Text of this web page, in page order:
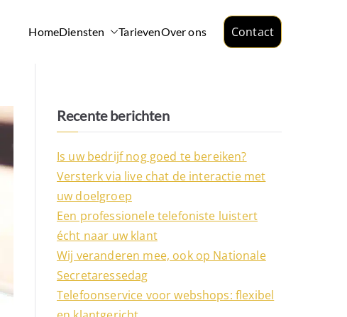
HomeDiensten TarievenOver ons Contact
Recente berichten
Is uw bedrijf nog goed te bereiken?
Versterk via live chat de interactie met
uw doelgroep
Een professionele telefoniste luistert
écht naar uw klant
Wij veranderen mee, ook op Nationale
Secretaressedag
Telefoonservice voor webshops: flexibel